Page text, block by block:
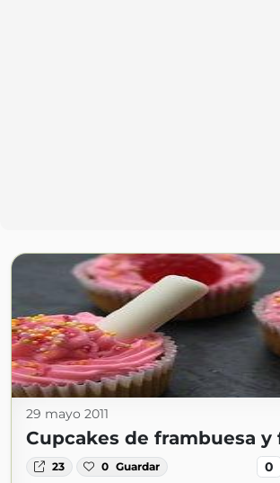
29 mayo 2011
Cupcakes de frambuesa y
23 0 Guardar 0